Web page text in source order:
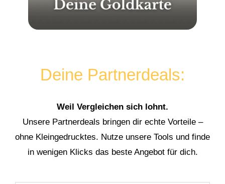
Deine Partnerdeals:
Weil Vergleichen sich lohnt.
Unsere Partnerdeals bringen dir echte Vorteile –
ohne Kleingedrucktes. Nutze unsere Tools und finde
in wenigen Klicks das beste Angebot für dich.